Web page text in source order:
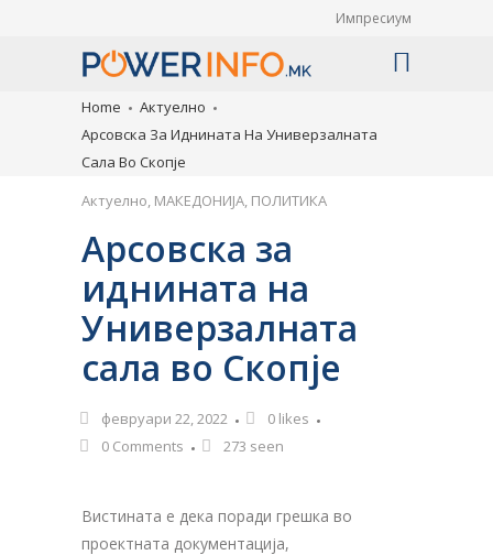
Импресиум
Home
Актуелно
Арсовска За Иднината На Универзалната
Сала Во Скопје
Актуелно, МАКЕДОНИЈА, ПОЛИТИКА
Арсовска за
иднината на
Универзалната
сала во Скопје
февруари 22, 2022 0 likes
0 Comments
273 seen
Вистината е дека поради грешка во
проектната документација,